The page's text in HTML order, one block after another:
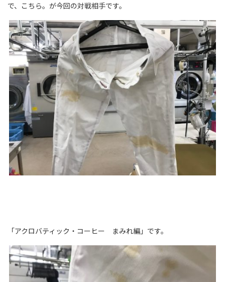
で、こちら。が今回の対戦相手です。
「アクロバティック・コーヒー まみれ編」です。